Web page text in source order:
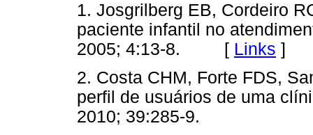
1. Josgrilberg EB, Cordeiro
paciente infantil no
2005; 4:13-8. [ Links ]
2. Costa CHM, Forte FDS,
perfil de usuários de uma
2010; 39:285-9.